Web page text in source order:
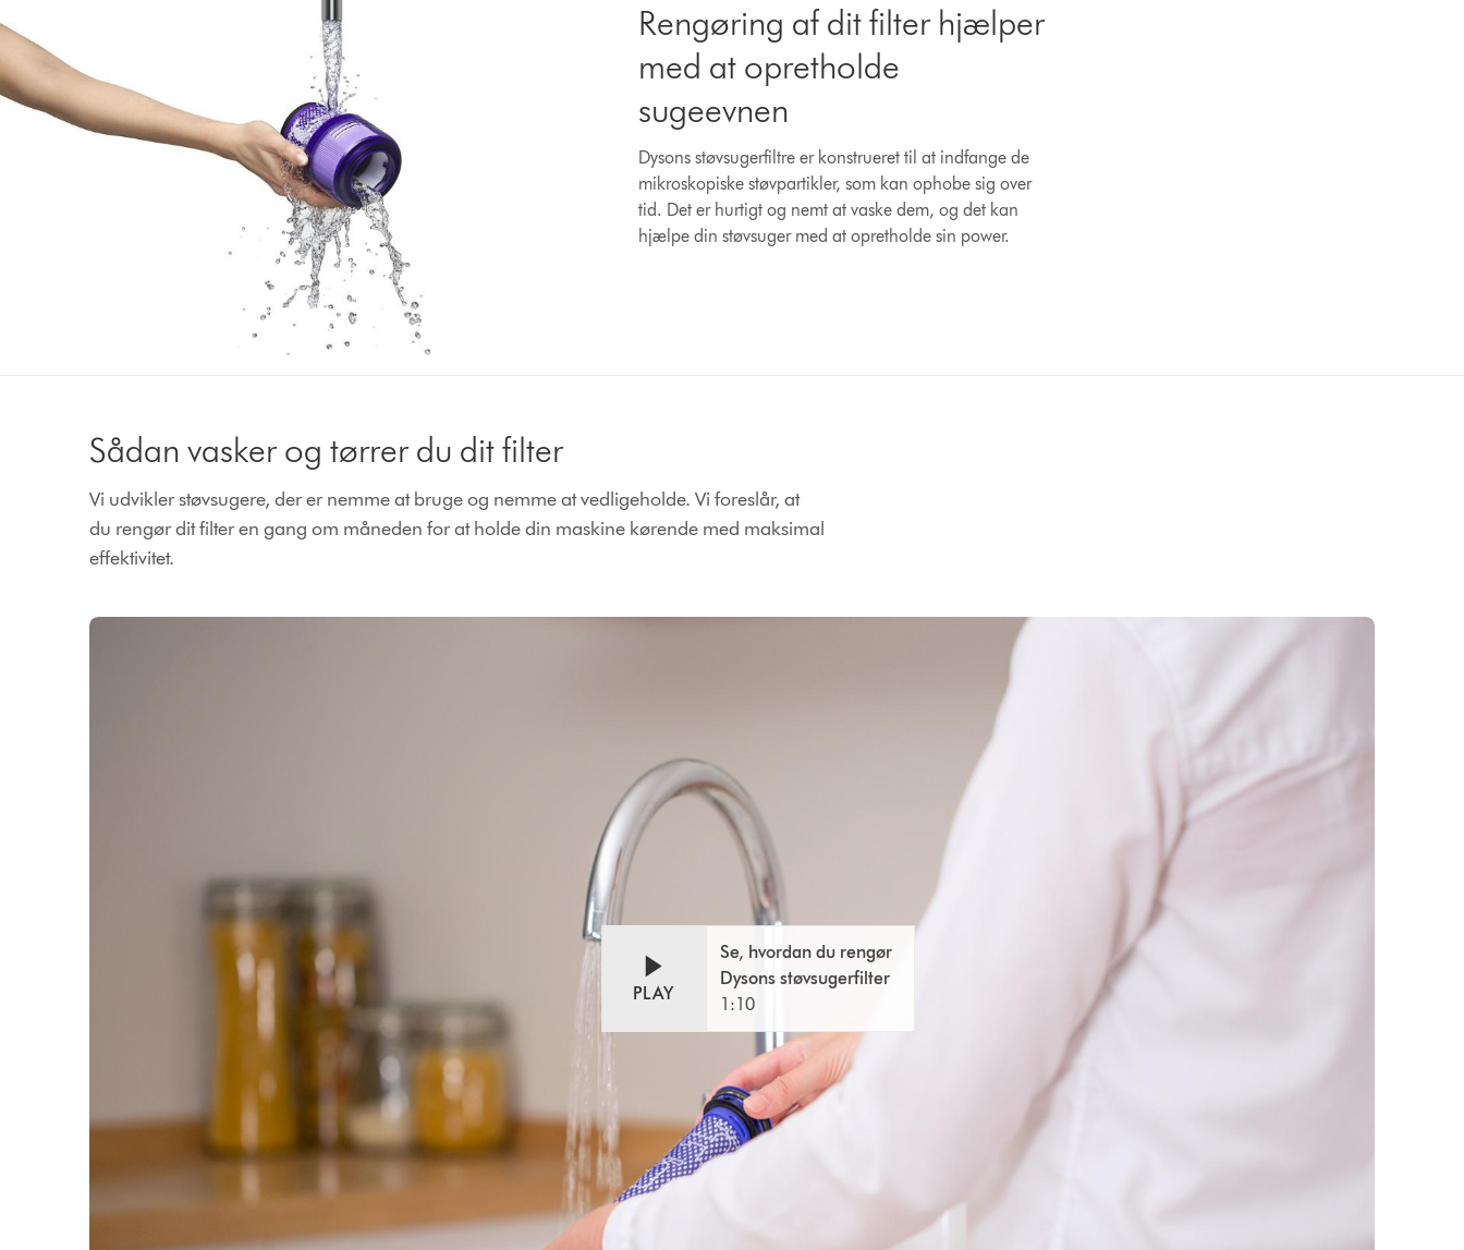
Rengøring af dit filter hjælper
med at opretholde
sugeevnen
Dysons støvsugerfiltre er konstrueret til at indfange de
mikroskopiske støvpartikler, som kan ophobe sig over
tid. Det er hurtigt og nemt at vaske dem, og det kan
hjælpe din støvsuger med at opretholde sin power.
Sådan vasker og tørrer du dit filter
Vi udvikler støvsugere, der er nemme at bruge og nemme at vedligeholde. Vi foreslår, at
du rengør dit filter en gang om måneden for at holde din maskine kørende med maksimal
effektivitet.
PLAY
Se, hvordan du rengør
Dysons støvsugerfilter
1:10